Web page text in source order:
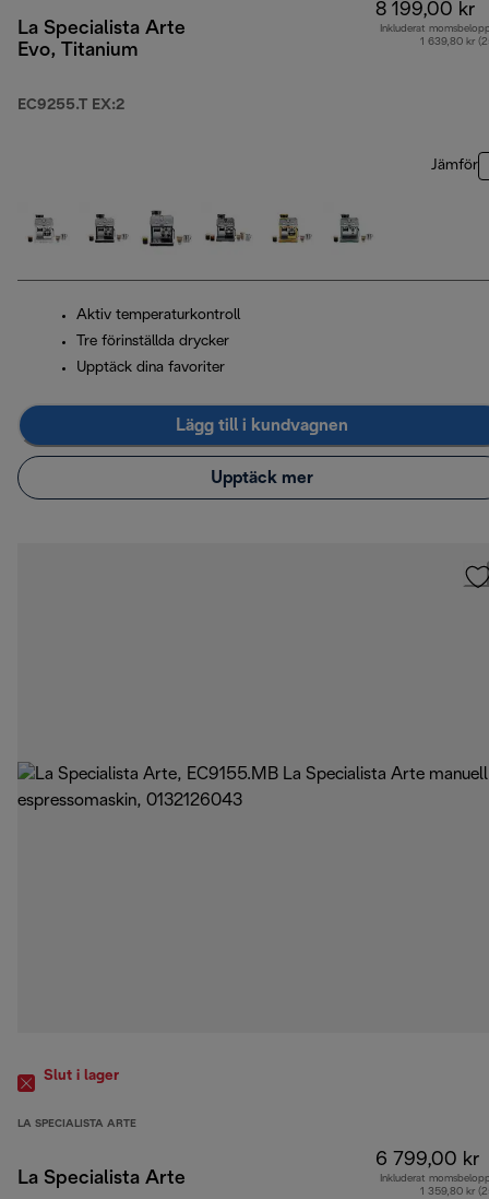
La Specialista Arte
Evo, Titanium
EC9255.T EX:2
8 199,00 kr
Inkluderat
1 639,80 kr
Jämför
Aktiv temperaturkontroll
Tre förinställda drycker
Upptäck dina favoriter
Lägg till i kundvagnen
Upptäck mer
Slut i lager
LA SPECIALISTA ARTE
La Specialista Arte
6 799,00 kr
Inkluderat
1 359,80 kr